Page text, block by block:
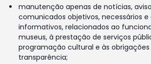
manutenção apenas de notícias,
comunicados objetivos, necessários
informativos, relacionados ao
museus, à prestação de serviços
programação cultural e às obrigações
transparência;